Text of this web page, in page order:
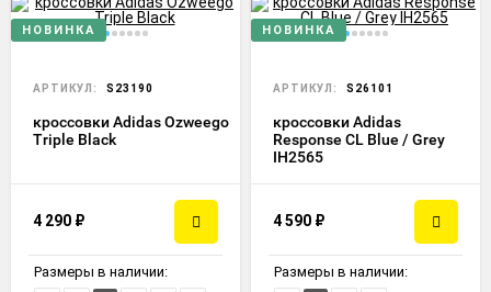
НОВИНКА
АРТИКУЛ: S23190
кроссовки Adidas Ozweego
Triple Black
4 290 ₽
Размеры в наличии:
НОВИНКА
АРТИКУЛ: S26101
кроссовки Adidas
Response CL Blue / Grey
IH2565
4 590 ₽
Размеры в наличии: